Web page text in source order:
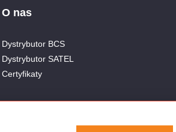
O nas
Dystrybutor BCS
Dystrybutor SATEL
Certyfikaty